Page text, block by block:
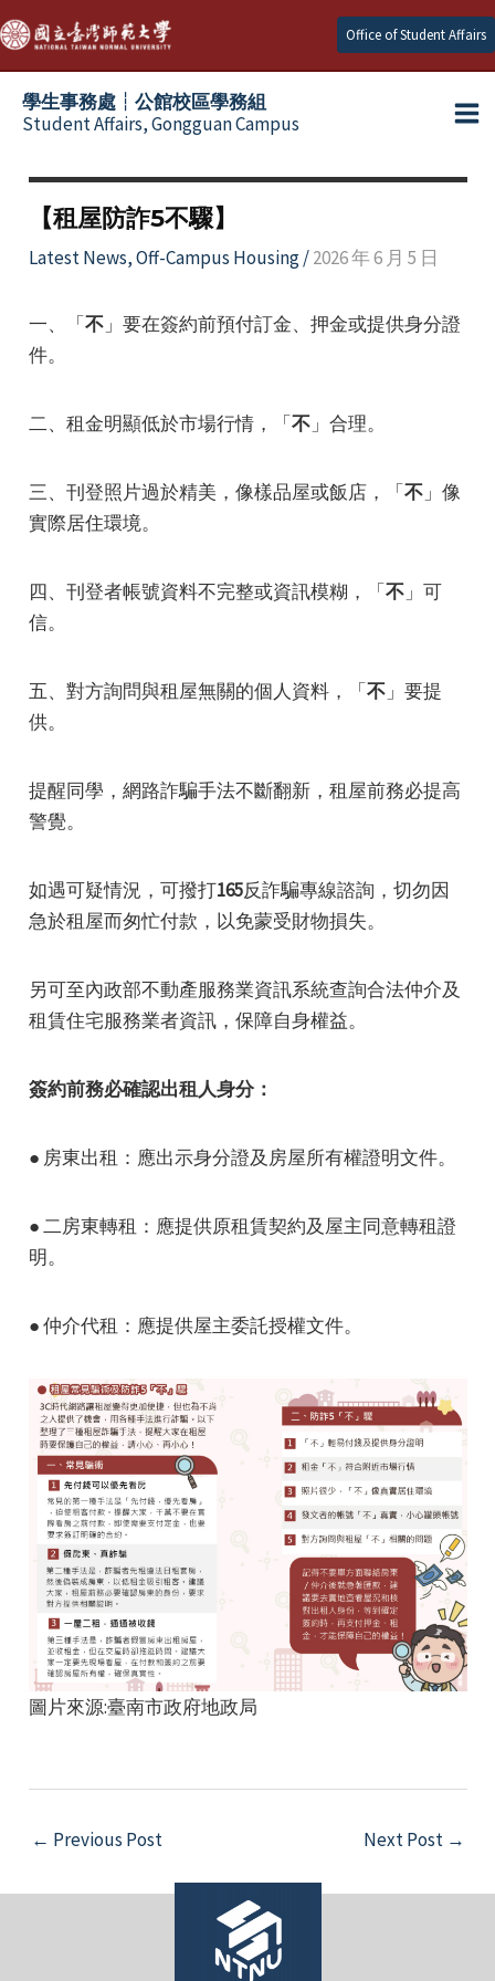
Skip
to
content
Office of Student Affairs
學生事務處┆公館校區學務組
Student Affairs, Gongguan Campus
【租屋防詐5不驟】
Latest News,Off-Campus Housing/2026 年 6 月 5 日
一、「不」要在簽約前預付訂金、押金或提供身分證
件。
二、租金明顯低於市場行情，「不」合理。
三、刊登照片過於精美，像樣品屋或飯店，「不」像
實際居住環境。
四、刊登者帳號資料不完整或資訊模糊，「不」可
信。
五、對方詢問與租屋無關的個人資料，「不」要提
供。
提醒同學，網路詐騙手法不斷翻新，租屋前務必提高
警覺。
如遇可疑情況，可撥打165反詐騙專線諮詢，切勿因
急於租屋而匆忙付款，以免蒙受財物損失。
另可至內政部不動產服務業資訊系統查詢合法仲介及
租賃住宅服務業者資訊，保障自身權益。
簽約前務必確認出租人身分：
● 房東出租：應出示身分證及房屋所有權證明文件。
● 二房東轉租：應提供原租賃契約及屋主同意轉租證
明。
● 仲介代租：應提供屋主委託授權文件。
圖片來源:臺南市政府地政局
Post
← Previous Post Next Post →